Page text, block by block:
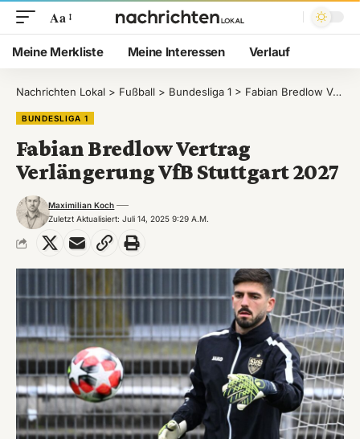
Aa
Meine Merkliste Meine Interessen Verlauf
Nachrichten Lokal > Fußball > Bundesliga 1 > Fabian Bredlow Vertrag Verlängerung VfB Stuttgart 2027
BUNDESLIGA 1
Fabian Bredlow Vertrag
Verlängerung VfB Stuttgart 2027
Zuletzt Aktualisiert: Juli 14, 2025 9:29 A.m.
Maximilian Koch